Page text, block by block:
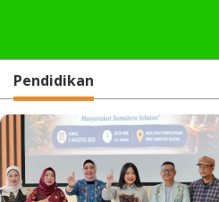
Pendidikan